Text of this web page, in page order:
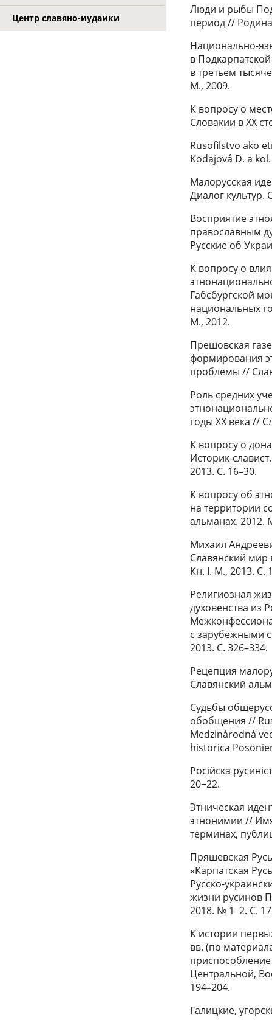
Центр славяно-иудаики
Люди и рыбы
период //
Национально-
в
в третьем
М., 2009.
К вопросу о
Словакии в ХХ
Rusofilstvo ako
Kodajová D. а
Малорусская
Диалог культур.
Восприятие
православным
Русские об
К вопросу о
Габсбургской
национальных
М., 2012.
Прешовская
формирования
проблемы //
Роль средних
годы ХХ века //
К вопросу о
Историк-
2013. С. 16–30.
К вопросу об
на территории
альманах. 2012.
Михаил
Славянский мир
Кн. I. М., 2013. С.
Религиозная
духовенства из
с зарубежными
2013. С. 326–334.
Рецепция
Славянский
Судьбы
обобщения //
Medzinárodná
historica
Росiйска
20−22.
Этническая
этнонимии //
терминах,
Пряшевская
«Карпатская
Русско-
жизни русинов
2018. № 1‒2. С.
К истории
вв. (по
Центральной,
194‒204.
Галицкие,